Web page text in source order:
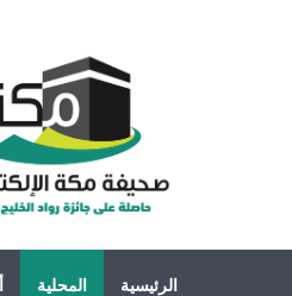
الرئيسية المحلية